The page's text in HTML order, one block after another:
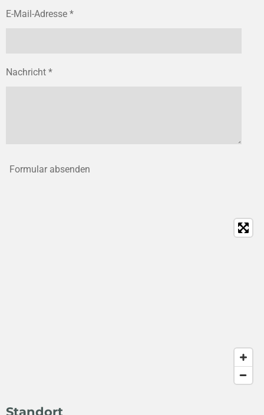
E-Mail-Adresse *
Nachricht *
Formular absenden
Standort